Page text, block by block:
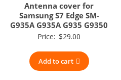
Antenna cover for
Samsung S7 Edge SM-
G935A G935A G935 G9350
Price: $29.00
Add to cart